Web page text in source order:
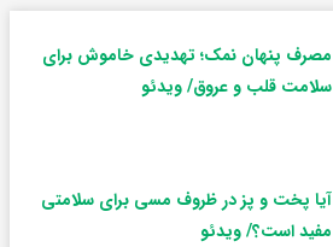
مصرف پنهان نمک؛ تهدیدی خاموش برای
سلامت قلب و عروق/ ویدئو
آیا پخت و پز در ظروف مسی برای سلامتی
مفید است؟/ ویدئو